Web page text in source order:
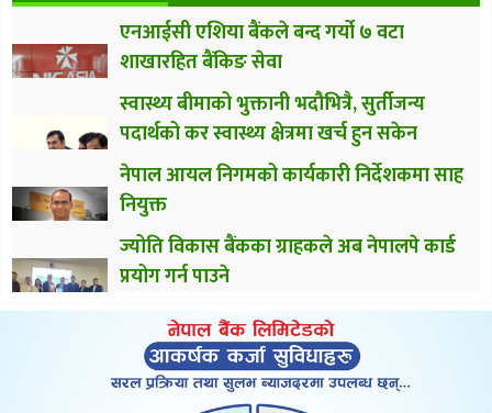
एनआईसी एशिया बैंकले बन्द गर्यो ७ वटा
शाखारहित बैंकिङ सेवा
स्वास्थ्य बीमाको भुक्तानी भदौभित्रै, सुर्तीजन्य
पदार्थको कर स्वास्थ्य क्षेत्रमा खर्च हुन सकेन
नेपाल आयल निगमको कार्यकारी निर्देशकमा साह
नियुक्त
ज्योति विकास बैंकका ग्राहकले अब नेपालपे कार्ड
प्रयोग गर्न पाउने